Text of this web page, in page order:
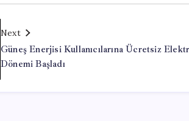
Next
Güneş Enerjisi Kullanıcılarına Ücretsiz
Dönemi Başladı